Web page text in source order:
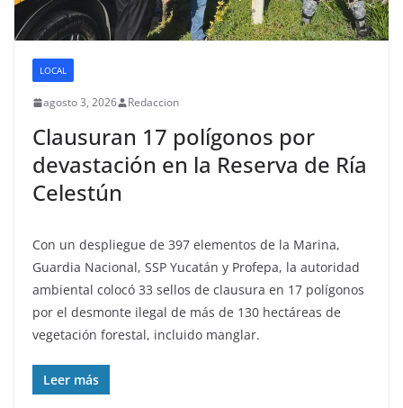
LOCAL
agosto 3, 2026 Redaccion
Clausuran 17 polígonos por
devastación en la Reserva de Ría
Celestún
Con un despliegue de 397 elementos de la Marina,
Guardia Nacional, SSP Yucatán y Profepa, la autoridad
ambiental colocó 33 sellos de clausura en 17 polígonos
por el desmonte ilegal de más de 130 hectáreas de
vegetación forestal, incluido manglar.
Leer más